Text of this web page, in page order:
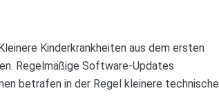
Kinderkrankheiten aus dem ersten
Regelmäßige Software-Updates
betrafen in der Regel kleinere technische